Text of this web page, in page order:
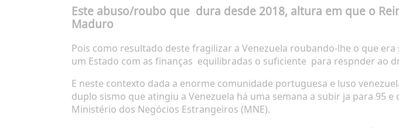
Este abuso/roubo que dura desde 2018, altura em que o
Maduro
Pois como resultado deste fragilizar a Venezuela roubando-lhe o que era
um Estado com as finanças equilibradas o suficiente para respnder ao
E neste contexto dada a enorme comunidade portuguesa e luso
duplo sismo que atingiu a Venezuela há uma semana a subir ja para 95 e
Ministério dos Negócios Estrangeiros (MNE).